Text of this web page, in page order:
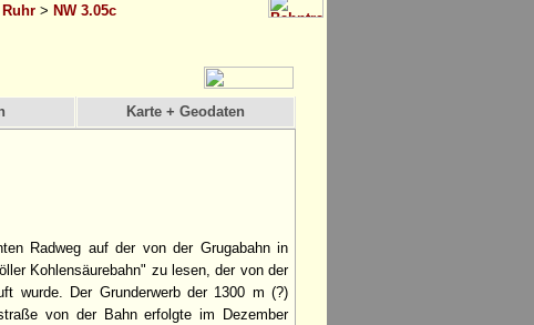
> NW 3.05c
Karte + Geodaten
Radweg auf der von der Grugabahn in
Kohlensäurebahn" zu lesen, der von der
wurde. Der Grunderwerb der 1300 m (?)
von der Bahn erfolgte im Dezember